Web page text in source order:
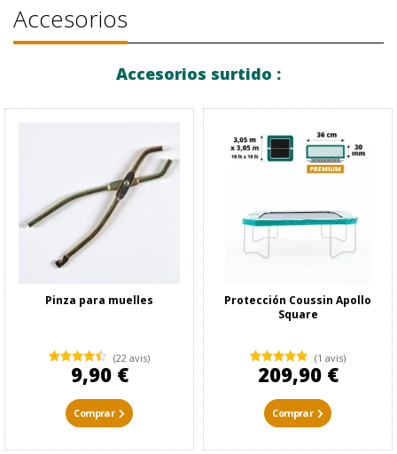
Accesorios
Accesorios surtido :
Pinza para muelles
(22 avis)
9,90 €
Comprar
Protección Coussin Apollo
Square
(1 avis)
209,90 €
Comprar